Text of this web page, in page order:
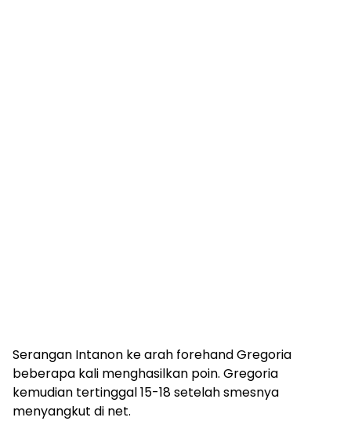
Serangan Intanon ke arah forehand Gregoria
beberapa kali menghasilkan poin. Gregoria
kemudian tertinggal 15-18 setelah smesnya
menyangkut di net.